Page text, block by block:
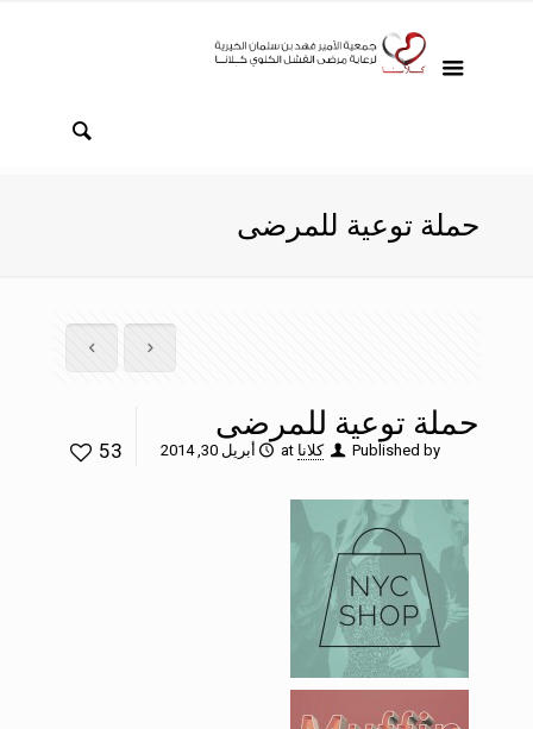
حملة توعية للمرضى
53
حملة توعية للمرضى
Published by كلانا at أبريل 30, 2014